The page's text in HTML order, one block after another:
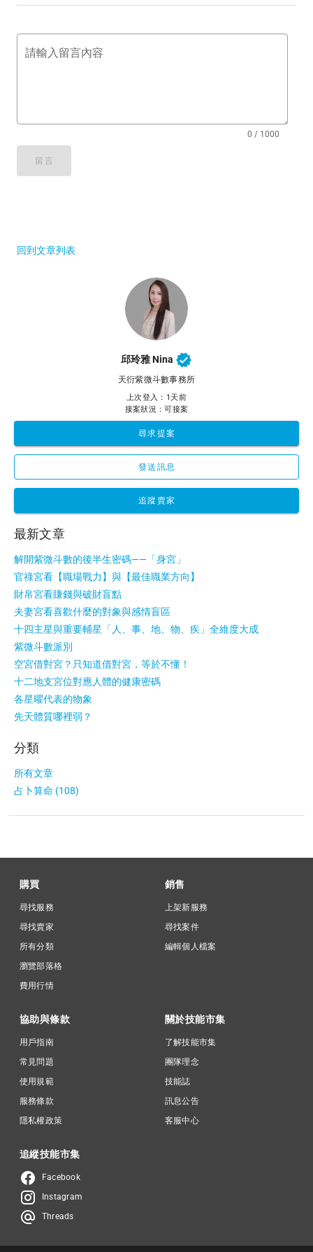
請輸入留言內容
0 / 1000
留言
回到文章列表
邱玲雅 Nina
天衍紫微斗數事務所
上次登入：1天前
接案狀況：可接案
尋求提案
發送訊息
追蹤賣家
最新文章
解開紫微斗數的後半生密碼——「身宮」
官祿宮看【職場戰力】與【最佳職業方向】
財帛宮看賺錢與破財盲點
夫妻宮看喜歡什麼的對象與感情盲區
十四主星與重要輔星「人、事、地、物、疾」全維度大成
紫微斗數派別
空宮借對宮？只知道借對宮，等於不懂！
十二地支宮位對應人體的健康密碼
各星曜代表的物象
先天體質哪裡弱？
分類
所有文章
占卜算命 (108)
購買
尋找服務
尋找賣家
所有分類
瀏覽部落格
費用行情
銷售
上架新服務
尋找案件
編輯個人檔案
協助與條款
用戶指南
常見問題
使用規範
服務條款
隱私權政策
關於技能市集
了解技能市集
團隊理念
技能誌
訊息公告
客服中心
追縱技能市集
Facebook
Instagram
Threads